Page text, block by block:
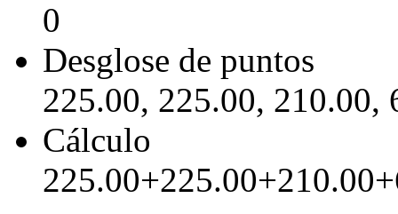
0
Desglose de puntos
225.00, 225.00, 210.00,
Cálculo